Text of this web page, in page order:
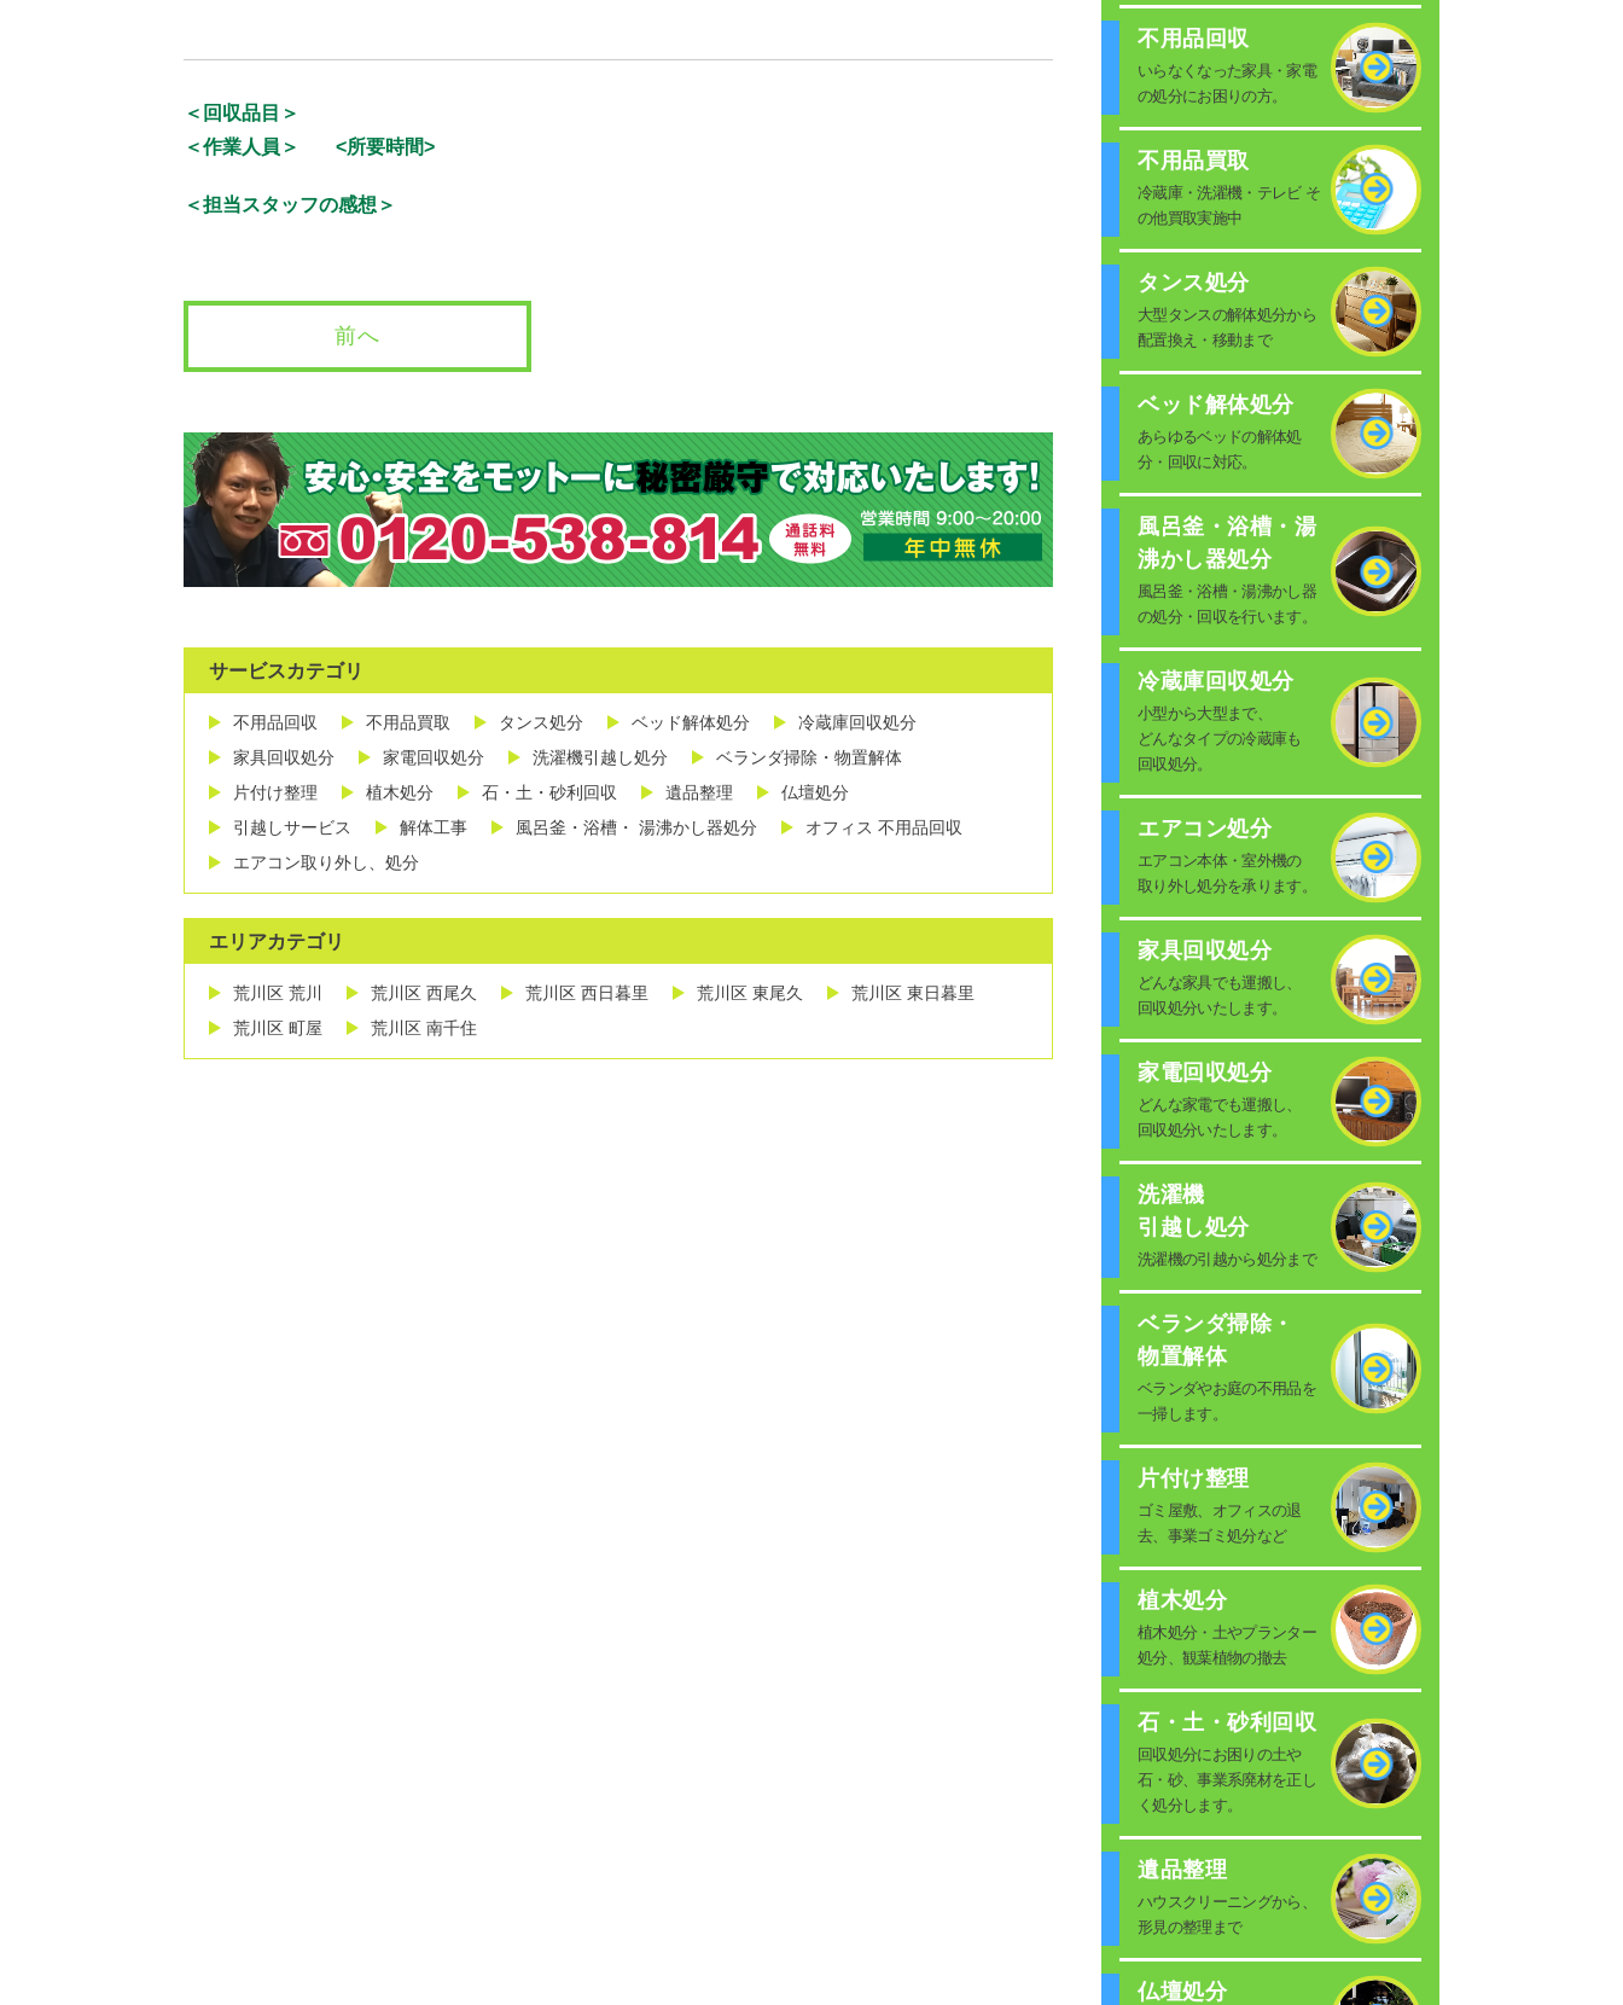
＜回収品目＞
＜作業人員＞
<所要時間>
＜担当スタッフの感想＞
前へ
サービスカテゴリ
不用品回収 不用品買取 タンス処分 ベッド解体処分
冷蔵庫回収処分
家具回収処分
家電回収処分 洗濯機引越し処分
ベランダ掃除・物置解体
片付け整理
植木処分 石・土・砂利回収 遺品整理
仏壇処分
引越しサービス
解体工事 風呂釜・浴槽・ 湯沸かし器処分
オフィス 不用品回収
エアコン取り外し、処分
エリアカテゴリ
荒川区 荒川 荒川区 西尾久 荒川区 西日暮里 荒川区 東尾久
荒川区 東日暮里
荒川区 町屋
荒川区 南千住
不用品回収
いらなくなった家具・家電
の処分にお困りの方。
不用品買取
冷蔵庫・洗濯機・テレビ そ
の他買取実施中
タンス処分
大型タンスの解体処分から
配置換え・移動まで
ベッド解体処分
あらゆるベッドの解体処
分・回収に対応。
風呂釜・浴槽・湯
沸かし器処分
風呂釜・浴槽・湯沸かし器
の処分・回収を行います。
冷蔵庫回収処分
小型から大型まで、
どんなタイプの冷蔵庫も
回収処分。
エアコン処分
エアコン本体・室外機の
取り外し処分を承ります。
家具回収処分
どんな家具でも運搬し、
回収処分いたします。
家電回収処分
どんな家電でも運搬し、
回収処分いたします。
洗濯機
引越し処分
洗濯機の引越から処分まで
ベランダ掃除・
物置解体
ベランダやお庭の不用品を
一掃します。
片付け整理
ゴミ屋敷、オフィスの退
去、事業ゴミ処分など
植木処分
植木処分・土やプランター
処分、観葉植物の撤去
石・土・砂利回収
回収処分にお困りの土や
石・砂、事業系廃材を正し
く処分します。
遺品整理
ハウスクリーニングから、
形見の整理まで
仏壇処分